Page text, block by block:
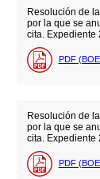
Resolución de
por la que se
cita. Expediente
PDF
Resolución de
por la que se
cita. Expediente
PDF